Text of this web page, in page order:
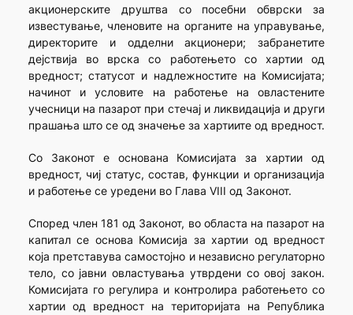
акционерските друштва со посебни обврски за
известување, членовите на органите на управување,
директорите и одделни акционери; забранетите
дејствија во врска со работењето со хартии од
вредност; статусот и надлежностите на Комисијата;
начинот и условите на работење на овластените
учесници на пазарот при стечај и ликвидација и други
прашања што се од значење за хартиите од вредност.
Со Законот е основана Комисијата за хартии од
вредност, чиј статус, состав, функции и организација
и работење се уредени во Глава VIII од Законот.
Според член 181 од Законот, во областа на пазарот на
капитал се основа Комисија за хартии од вредност
која претставува самостојно и независно регулаторно
тело, со јавни овластувања утврдени со овој закон.
Комисијата го регулира и контролира работењето со
хартии од вредност на територијата на Република